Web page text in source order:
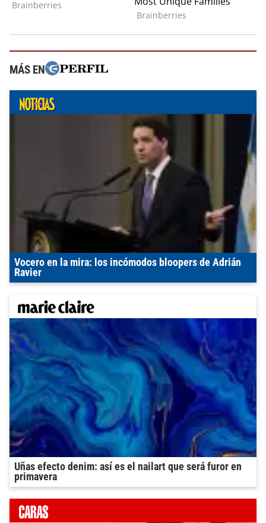
MÁS EN
Vocero en la mira: los incómodos bloopers de Adrián
Ravier
Uñas efecto denim: así es el nailart que será furor en
primavera